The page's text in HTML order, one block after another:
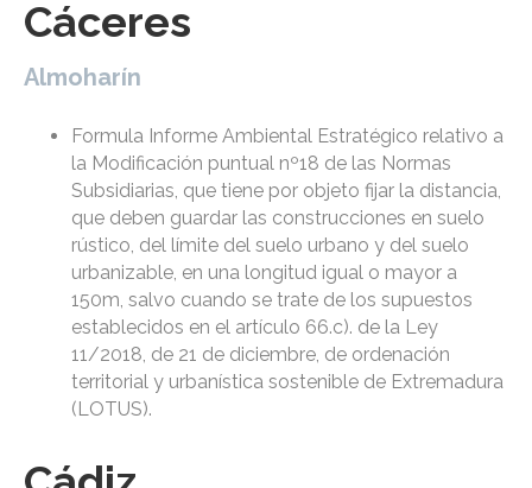
Cáceres
Almoharín
Formula Informe Ambiental Estratégico relativo a
la Modificación puntual nº18 de las Normas
Subsidiarias, que tiene por objeto fijar la distancia,
que deben guardar las construcciones en suelo
rústico, del límite del suelo urbano y del suelo
urbanizable, en una longitud igual o mayor a
150m, salvo cuando se trate de los supuestos
establecidos en el artículo 66.c). de la Ley
11/2018, de 21 de diciembre, de ordenación
territorial y urbanística sostenible de Extremadura
(LOTUS).